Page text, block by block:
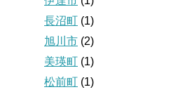
長沼町 (1)
旭川市 (2)
美瑛町 (1)
松前町 (1)